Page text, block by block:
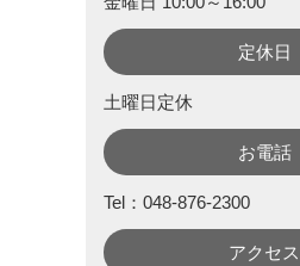
定休日
土曜日定休
お電話
Tel：048-876-2300
アクセス